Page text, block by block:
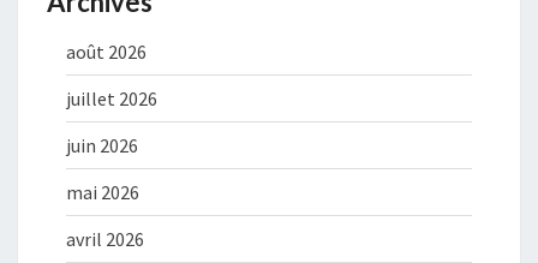
août 2026
juillet 2026
juin 2026
mai 2026
avril 2026